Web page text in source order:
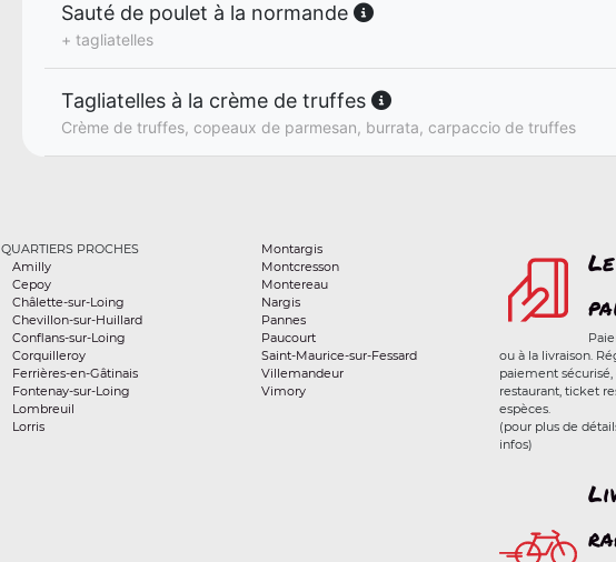
Sauté de poulet à la normande
+ tagliatelles
Tagliatelles à la crème de truffes
Crème de truffes, copeaux de parmesan, burrata, carpaccio de truffes
QUARTIERS PROCHES
Amilly
Cepoy
Châlette-sur-Loing
Chevillon-sur-Huillard
Conflans-sur-Loing
Corquilleroy
Ferrières-en-Gâtinais
Fontenay-sur-Loing
Lombreuil
Lorris
Montargis
Montcresson
Montereau
Nargis
Pannes
Paucourt
Saint-Maurice-sur-Fessard
Villemandeur
Vimory
ou à la livraison.
paiement
restaurant, ticket
espèces.
(pour plus de
infos)